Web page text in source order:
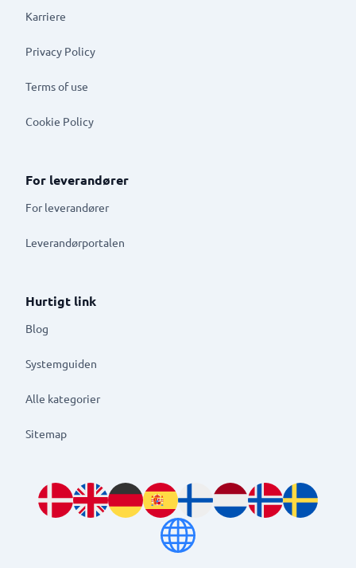
Karriere
Privacy Policy
Terms of use
Cookie Policy
For leverandører
For leverandører
Leverandørportalen
Hurtigt link
Blog
Systemguiden
Alle kategorier
Sitemap